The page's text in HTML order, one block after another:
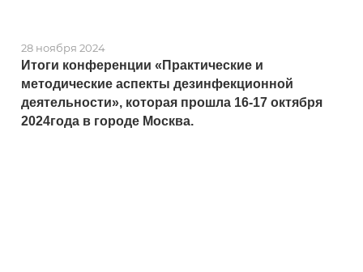
Итоги конференции «Практические и
методические аспекты дезинфекционной
деятельности», которая прошла 16-17 октября
2024года в городе Москва.
28 ноября 2024